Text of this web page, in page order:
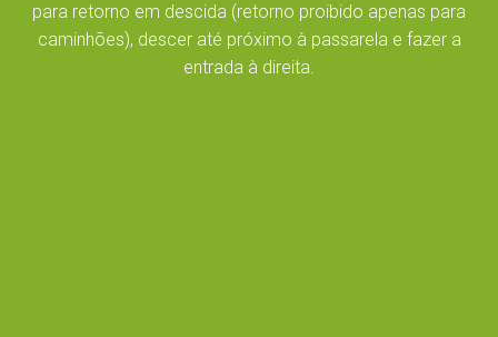
para retorno em descida (retorno proibido apenas para
caminhões), descer até próximo à passarela e fazer a
entrada à direita.